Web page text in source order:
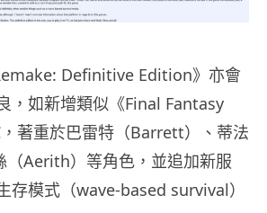
Definitive Edition》亦會
，如新增類似《Final Fantasy
著重於巴雷特（Barrett）、蒂法
（Aerith）等角色，並追加新服
存模式（wave-based survival）